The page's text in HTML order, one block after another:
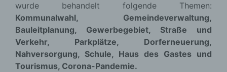
wurde behandelt folgende Themen:
Kommunalwahl, Gemeindeverwaltung,
Bauleitplanung, Gewerbegebiet, Straße und
Verkehr, Parkplätze, Dorferneuerung,
Nahversorgung, Schule, Haus des Gastes und
Tourismus, Corona-Pandemie.